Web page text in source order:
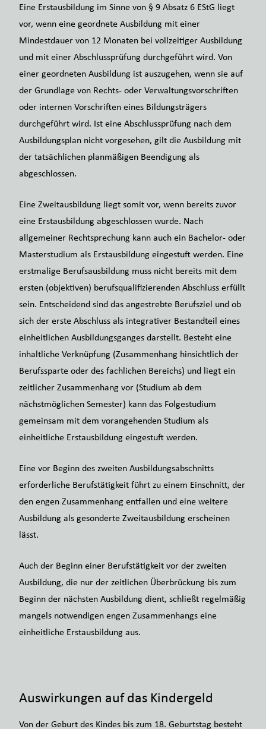
Eine Erstausbildung im Sinne von § 9 Absatz 6 EStG liegt
vor, wenn eine geordnete Ausbildung mit einer
Mindestdauer von 12 Monaten bei vollzeitiger Ausbildung
und mit einer Abschlussprüfung durchgeführt wird. Von
einer geordneten Ausbildung ist auszugehen, wenn sie auf
der Grundlage von Rechts- oder Verwaltungsvorschriften
oder internen Vorschriften eines Bildungsträgers
durchgeführt wird. Ist eine Abschlussprüfung nach dem
Ausbildungsplan nicht vorgesehen, gilt die Ausbildung mit
der tatsächlichen planmäßigen Beendigung als
abgeschlossen.
Eine Zweitausbildung liegt somit vor, wenn bereits zuvor
eine Erstausbildung abgeschlossen wurde. Nach
allgemeiner Rechtsprechung kann auch ein Bachelor- oder
Masterstudium als Erstausbildung eingestuft werden. Eine
erstmalige Berufsausbildung muss nicht bereits mit dem
ersten (objektiven) berufsqualifizierenden Abschluss erfüllt
sein. Entscheidend sind das angestrebte Berufsziel und ob
sich der erste Abschluss als integrativer Bestandteil eines
einheitlichen Ausbildungsganges darstellt. Besteht eine
inhaltliche Verknüpfung (Zusammenhang hinsichtlich der
Berufssparte oder des fachlichen Bereichs) und liegt ein
zeitlicher Zusammenhang vor (Studium ab dem
nächstmöglichen Semester) kann das Folgestudium
gemeinsam mit dem vorangehenden Studium als
einheitliche Erstausbildung eingestuft werden.
Eine vor Beginn des zweiten Ausbildungsabschnitts
erforderliche Berufstätigkeit führt zu einem Einschnitt, der
den engen Zusammenhang entfallen und eine weitere
Ausbildung als gesonderte Zweitausbildung erscheinen
lässt.
Auch der Beginn einer Berufstätigkeit vor der zweiten
Ausbildung, die nur der zeitlichen Überbrückung bis zum
Beginn der nächsten Ausbildung dient, schließt regelmäßig
mangels notwendigen engen Zusammenhangs eine
einheitliche Erstausbildung aus.
Auswirkungen auf das Kindergeld
Von der Geburt des Kindes bis zum 18. Geburtstag besteht